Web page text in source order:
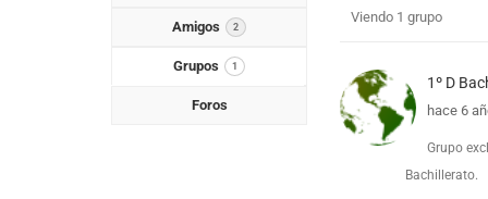
Amigos 2
Grupos 1
Foros
Grupos
de
miembros
Viendo 1 grupo
1º D
hace 6
Grupo
Bachillerato.